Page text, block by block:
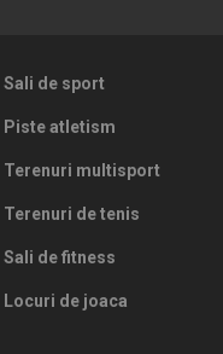
Sali de sport
Piste atletism
Terenuri multisport
Terenuri de tenis
Sali de fitness
Locuri de joaca